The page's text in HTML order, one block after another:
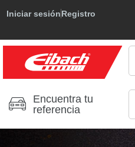
Iniciar sesiónRegistro
Encuentra tu
referencia